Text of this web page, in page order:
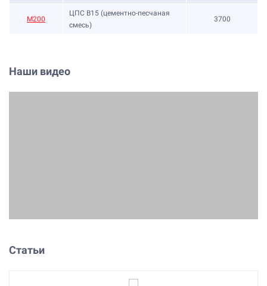
М200
ЦПС В15 (цементно-песчаная
смесь)
3700
Наши видео
Статьи